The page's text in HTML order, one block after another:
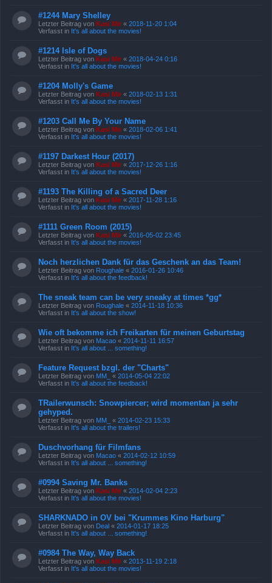
#1244 Mary Shelley
Letzter Beitrag von Kasi Mir « 2018-11-20 1:04
Verfasst in It's all about the movies!
#1214 Isle of Dogs
Letzter Beitrag von Kasi Mir « 2018-04-24 0:16
Verfasst in It's all about the movies!
#1204 Molly's Game
Letzter Beitrag von Kasi Mir « 2018-02-13 1:31
Verfasst in It's all about the movies!
#1203 Call Me By Your Name
Letzter Beitrag von Kasi Mir « 2018-02-06 1:41
Verfasst in It's all about the movies!
#1197 Darkest Hour (2017)
Letzter Beitrag von Kasi Mir « 2017-12-26 1:16
Verfasst in It's all about the movies!
#1193 The Killing of a Sacred Deer
Letzter Beitrag von Kasi Mir « 2017-11-28 1:16
Verfasst in It's all about the movies!
#1111 Green Room (2015)
Letzter Beitrag von Kasi Mir « 2016-05-02 23:45
Verfasst in It's all about the movies!
Noch herzlichen Dank für das Geschenk an das Team!
Letzter Beitrag von Roughale « 2016-01-26 10:46
Verfasst in It's all about the feedback!
The sneak team can be very sneaky at times *gg*
Letzter Beitrag von Roughale « 2014-11-18 10:36
Verfasst in It's all about the show!
Wie oft bekomme ich Freikarten für meinen Geburtstag
Letzter Beitrag von Macao « 2014-11-11 16:57
Verfasst in It's all about ... something!
Feature Request bzgl. der "Charts"
Letzter Beitrag von MM_ « 2014-05-04 22:02
Verfasst in It's all about the feedback!
TRailerwunsch: Snowpiercer; wird momentan ja sehr
gehyped.
Letzter Beitrag von MM_ « 2014-02-23 15:33
Verfasst in It's all about the trailers!
Duschvorhang für Filmfans
Letzter Beitrag von Macao « 2014-02-12 10:59
Verfasst in It's all about ... something!
#0994 Saving Mr. Banks
Letzter Beitrag von Kasi Mir « 2014-02-04 2:23
Verfasst in It's all about the movies!
SHARKNADO in OV bei "Krummes Kino Harburg"
Letzter Beitrag von Deal « 2014-01-17 18:25
Verfasst in It's all about ... something!
#0984 The Way, Way Back
Letzter Beitrag von Kasi Mir « 2013-11-19 2:18
Verfasst in It's all about the movies!